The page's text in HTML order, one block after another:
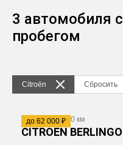
3 автомобиля с
пробегом
Citroën Сбросить
до 62 000 ₽
2011· 280 000 км
CITROËN BERLINGO